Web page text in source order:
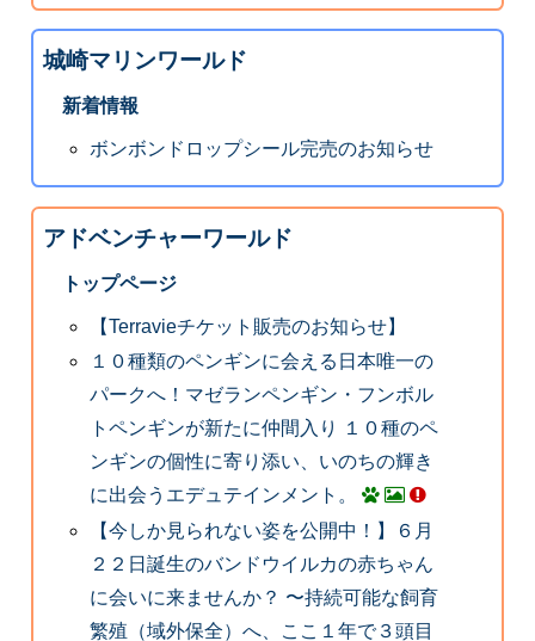
城崎マリンワールド
新着情報
ボンボンドロップシール完売のお知らせ
アドベンチャーワールド
トップページ
【Terravieチケット販売のお知らせ】
１０種類のペンギンに会える日本唯一の
パークへ！マゼランペンギン・フンボル
トペンギンが新たに仲間入り １０種のペ
ンギンの個性に寄り添い、いのちの輝き
に出会うエデュテインメント。
【今しか見られない姿を公開中！】６月
２２日誕生のバンドウイルカの赤ちゃん
に会いに来ませんか？ 〜持続可能な飼育
繁殖（域外保全）へ、ここ１年で３頭目